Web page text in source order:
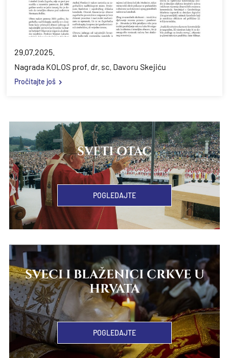
29.07.2025.
Nagrada KOLOS prof. dr. sc. Davoru Skejiću
Pročitajte još
SVETI OTAC
POGLEDAJTE
SVECI I BLAŽENICI CRKVE U
HRVATA
POGLEDAJTE